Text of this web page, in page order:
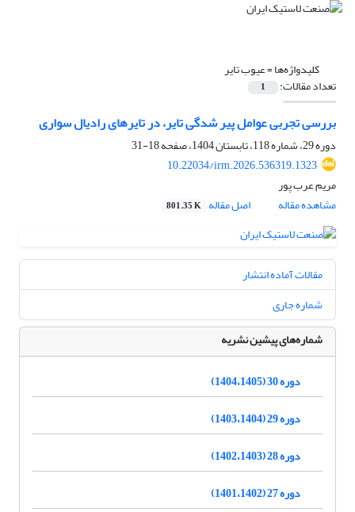
کلیدواژه‌ها =عیوب تایر
تعداد مقالات: 1
بررسی تجربی عوامل پیر شدگی تایر، در تایرهای رادیال سواری
دوره 29، شماره 118، تابستان 1404، صفحه
18-31
10.22034/irm.2026.536319.1323
مریم عرب پور
مشاهده مقاله
اصل مقاله 801.35 K
مقالات آماده انتشار
شماره جاری
شماره‌های پیشین نشریه
دوره 30 (1404،1405)
دوره 29 (1403،1404)
دوره 28 (1402،1403)
دوره 27 (1401،1402)